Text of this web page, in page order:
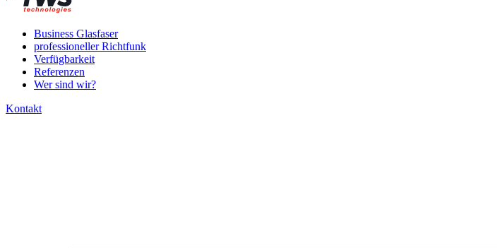
Business Glasfaser
professioneller Richtfunk
Verfügbarkeit
Referenzen
Wer sind wir?
Kontakt